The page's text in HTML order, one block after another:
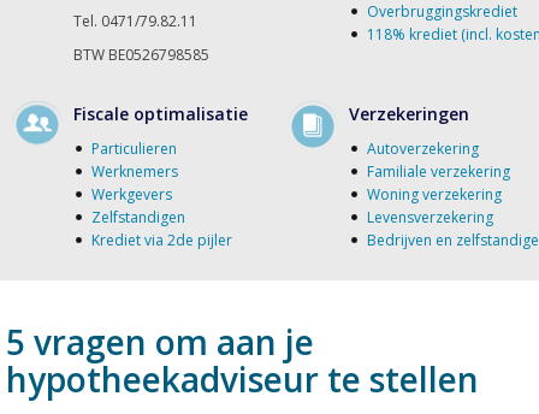
Tel. 0471/79.82.11
BTW BE0526798585
Overbruggingskrediet
118% krediet (incl.
Fiscale optimalisatie
Particulieren
Werknemers
Werkgevers
Zelfstandigen
Krediet via 2de pijler
Verzekeringen
Autoverzekering
Familiale verzekering
Woning verzekering
Levensverzekering
Bedrijven en
5 vragen om aan je
hypotheekadviseur te stellen